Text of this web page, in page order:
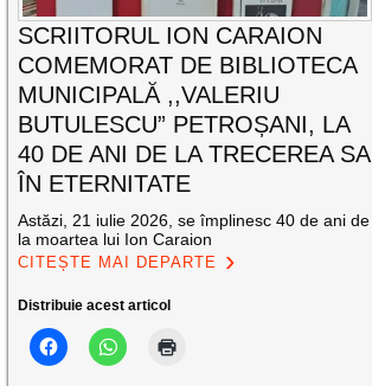
SCRIITORUL ION CARAION
COMEMORAT DE BIBLIOTECA
MUNICIPALĂ ,,VALERIU
BUTULESCU” PETROȘANI, LA
40 DE ANI DE LA TRECEREA SA
ÎN ETERNITATE
Astăzi, 21 iulie 2026, se împlinesc 40 de ani de
la moartea lui Ion Caraion
CITEȘTE MAI DEPARTE
Distribuie acest articol